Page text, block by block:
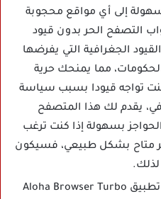
إلى أي مواقع محجوبة
التصفح الحر بدون قيود
الجغرافية التي يفرضها
مما يمنحك حرية
تواجه قيودا بسبب سياسة
يقدم لك هذا المتصفح
بسهولة إذا كنت ترغب
متاح بشكل طبيعي، فسيكون
لذلك.
يضمن تطبيق Aloha Browser Turbo